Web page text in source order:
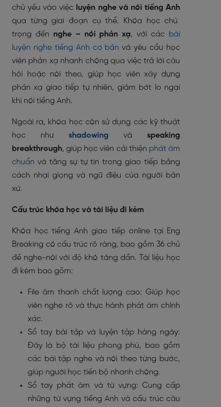
chủ yếu vào việc
luyện nghe và nói tiếng Anh
qua từng giai đoạn cụ thể. Khóa học chú
trọng đến nghe – nói phản xạ, với các
bài
luyện nghe tiếng Anh cơ bản và yêu cầu học
viên phản xạ nhanh chóng qua việc trả lời câu
hỏi hoặc nói theo, giúp học viên xây dựng
phản xạ giao tiếp tự nhiên, giảm bớt lo ngại
khi nói tiếng Anh.
Ngoài ra, khóa học còn sử dụng các kỹ thuật
học như shadowing và speaking
breakthrough, giúp học viên cải thiện phát âm
chuẩn và tăng sự tự tin trong giao tiếp bằng
cách nhại giọng và ngữ điệu của người bản
xứ.
Cấu trúc khóa học và tài liệu đi kèm
Khóa học tiếng Anh giao tiếp online tại Eng
Breaking có cấu trúc rõ ràng, bao gồm 36 chủ
đề nghe-nói với độ khó tăng dần. Tài liệu học
đi kèm bao gồm:
File âm thanh chất lượng cao: Giúp học
viên nghe rõ và thực hành phát âm chính
xác.
Sổ tay bài tập và luyện tập hàng ngày:
Đây là bộ tài liệu phong phú, bao gồm
các bài tập nghe và nói theo từng bước,
giúp người học tiến bộ nhanh chóng.
Sổ tay phát âm và từ vựng: Cung cấp
những từ vựng tiếng Anh và cấu trúc câu